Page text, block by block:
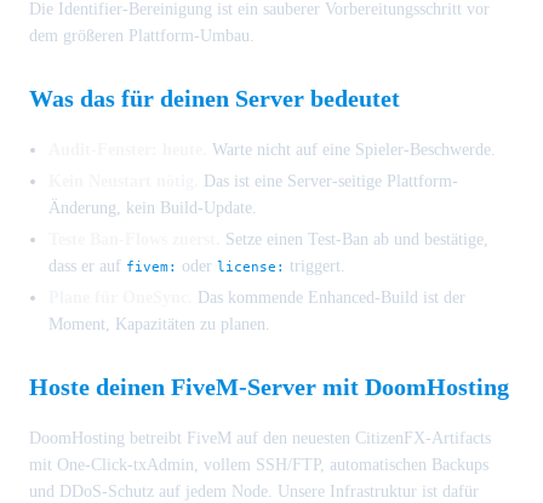
Die Identifier-Bereinigung ist ein sauberer Vorbereitungsschritt vor
dem größeren Plattform-Umbau.
Was das für deinen Server bedeutet
Warte nicht auf eine Spieler-Beschwerde.
Das ist eine Server-seitige Plattform-
Änderung, kein Build-Update.
Setze einen Test-Ban ab und bestätige,
dass er auf fivem: oder license: triggert.
Das kommende Enhanced-Build ist der
Moment, Kapazitäten zu planen.
Hoste deinen FiveM-Server mit DoomHosting
DoomHosting betreibt FiveM auf den neuesten CitizenFX-Artifacts
mit One-Click-txAdmin, vollem SSH/FTP, automatischen Backups
und DDoS-Schutz auf jedem Node. Unsere Infrastruktur ist dafür